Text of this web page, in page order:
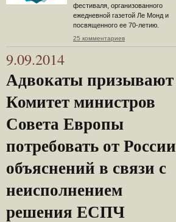
фестиваля, организованного
ежедневной газетой Ле Монд и
посвященного ее 70-летию.
25 комментариев
9.09.2014
Адвокаты призывают
Комитет министров
Совета Европы
потребовать от России
объяснений в связи с
неисполнением
решения ЕСПЧ